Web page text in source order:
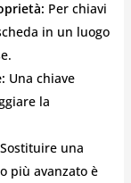
Per chiavi
in un luogo
Una chiave
la
Sostituire una
più avanzato è